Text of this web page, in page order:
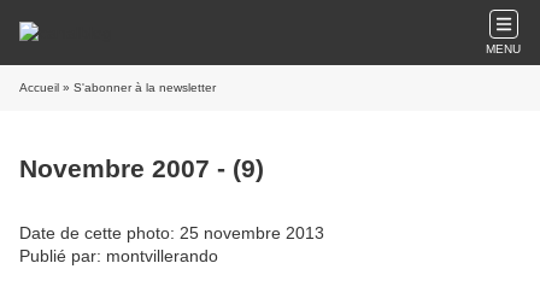
MENU
Accueil » S'abonner à la newsletter
Novembre 2007 - (9)
Date de cette photo: 25 novembre 2013
Publié par: montvillerando